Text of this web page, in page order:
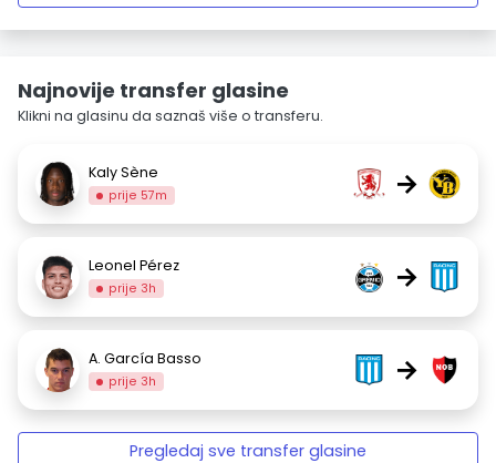
Najnovije transfer glasine
Klikni na glasinu da saznaš više o transferu.
Kaly Sène
prije 57m →
Leonel Pérez
prije 3h →
A. García Basso
prije 3h →
Pregledaj sve transfer glasine